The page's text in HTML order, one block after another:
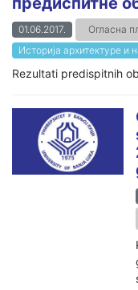
01.06.2017. Огласна
Историја архитектуре
Rezultati predispitnih